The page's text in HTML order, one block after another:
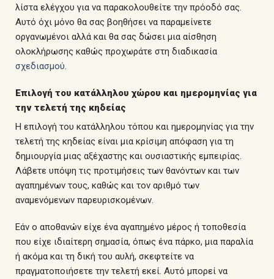
λίστα ελέγχου για να παρακολουθείτε την πρόοδό σας.
Αυτό όχι μόνο θα σας βοηθήσει να παραμείνετε
οργανωμένοι αλλά και θα σας δώσει μια αίσθηση
ολοκλήρωσης καθώς προχωράτε στη διαδικασία
σχεδιασμού.
Επιλογή του κατάλληλου χώρου και ημερομηνίας για
την τελετή της κηδείας
Η επιλογή του κατάλληλου τόπου και ημερομηνίας για την
τελετή της κηδείας είναι μια κρίσιμη απόφαση για τη
δημιουργία μιας αξέχαστης και ουσιαστικής εμπειρίας.
Λάβετε υπόψη τις προτιμήσεις των θανόντων και των
αγαπημένων τους, καθώς και τον αριθμό των
αναμενόμενων παρευρισκομένων.
Εάν ο αποθανών είχε ένα αγαπημένο μέρος ή τοποθεσία
που είχε ιδιαίτερη σημασία, όπως ένα πάρκο, μια παραλία
ή ακόμα και τη δική του αυλή, σκεφτείτε να
πραγματοποιήσετε την τελετή εκεί. Αυτό μπορεί να